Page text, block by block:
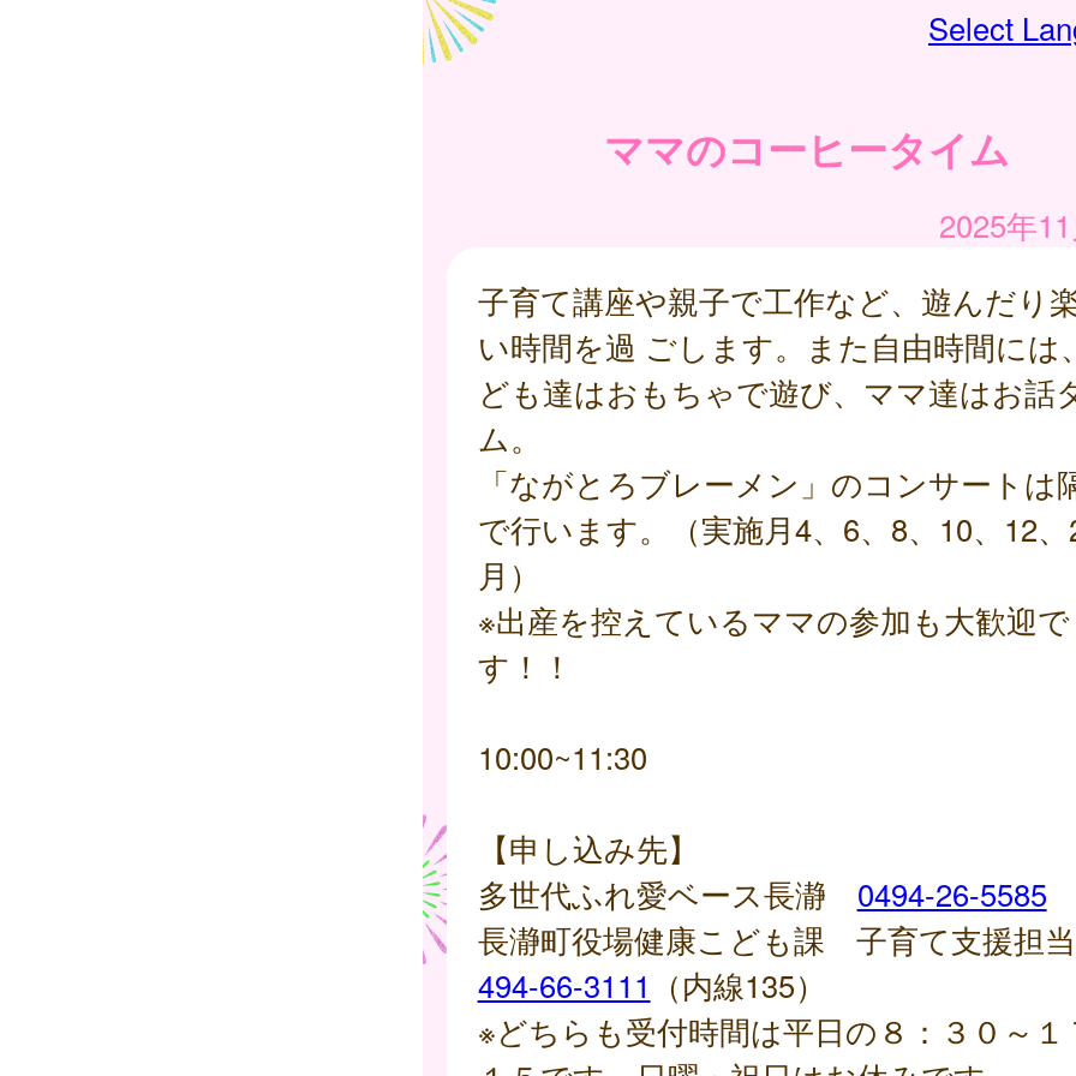
Select
ママのコーヒータイム
2025年
子育て講座や親子で工作など、遊んだり
い時間を過 ごします。また自由時間には
ども達はおもちゃで遊び、ママ達はお話
ム。
「ながとろブレーメン」のコンサートは
で行います。（実施月4、6、8、10、12、
月）
※出産を控えているママの参加も大歓迎で
す！！
10:00~11:30
【申し込み先】
多世代ふれ愛ベース長瀞 0494-26-5585
長瀞町役場健康こども課 子育て支援担
494-66-3111 （内線135）
※どちらも受付時間は平日の８：３０～１